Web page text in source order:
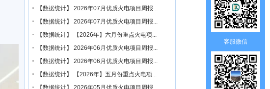
【数据统计】 2026年07月优质火电项目周报...
【数据统计】 2026年07月优质火电项目周报...
【数据统计】
【2026年】六月份重点火电项...
【数据统计】 2026年06月优质火电项目周报...
【数据统计】 2026年06月优质火电项目周报...
【数据统计】
【2026年】五月份重点火电项...
【数据统计】 2026年05月优质火电项目周报...
客服微信